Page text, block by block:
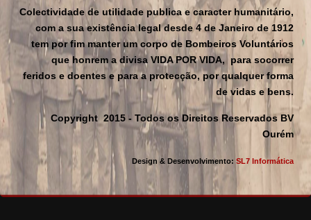
Colectividade de utilidade publica e caracter humanitário,
com a sua existência legal desde 4 de Janeiro de 1912
tem por fim manter um corpo de Bombeiros Voluntários
que honrem a divisa VIDA POR VIDA, para socorrer
feridos e doentes e para a protecção, por qualquer forma
de vidas e bens.
Copyright 2015 - Todos os Direitos Reservados BV
Ourém
Design & Desenvolvimento: SL7 Informática